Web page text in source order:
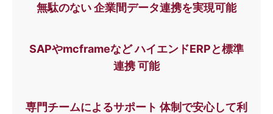
無駄のない 企業間データ連携を実現可能
SAPやmcframeなど ハイエンドERPと標準
連携 可能
専門チームによるサポート 体制で安心して利